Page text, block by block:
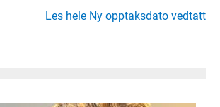
Les hele Ny opptaksdato vedtatt